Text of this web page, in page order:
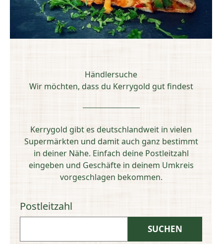
Händlersuche
Wir möchten, dass du Kerrygold gut findest
Kerrygold gibt es deutschlandweit in vielen
Supermärkten und damit auch ganz bestimmt
in deiner Nähe. Einfach deine Postleitzahl
eingeben und Geschäfte in deinem Umkreis
vorgeschlagen bekommen.
Postleitzahl